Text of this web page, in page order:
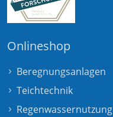
Onlineshop
Beregnungsanlagen
Teichtechnik
Regenwassernutzung